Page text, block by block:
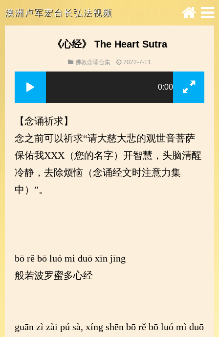
澳洲卢军宏台长弘法视频
《心经》 The Heart Sutra
佛教念诵合集 2022-7-11
0:00
【念诵祈求】
念之前可以祈求“请大慈大悲的观世音菩萨
保佑我XXX（您的名字）开智慧，头脑清醒
冷静，去除烦恼（念诵经文时注意力集
中）”。
bō rě bō luó mì duō xīn jīng
般若波罗蜜多心经
guān zì zài pú sà, xíng shēn bō rě bō luó mì duō